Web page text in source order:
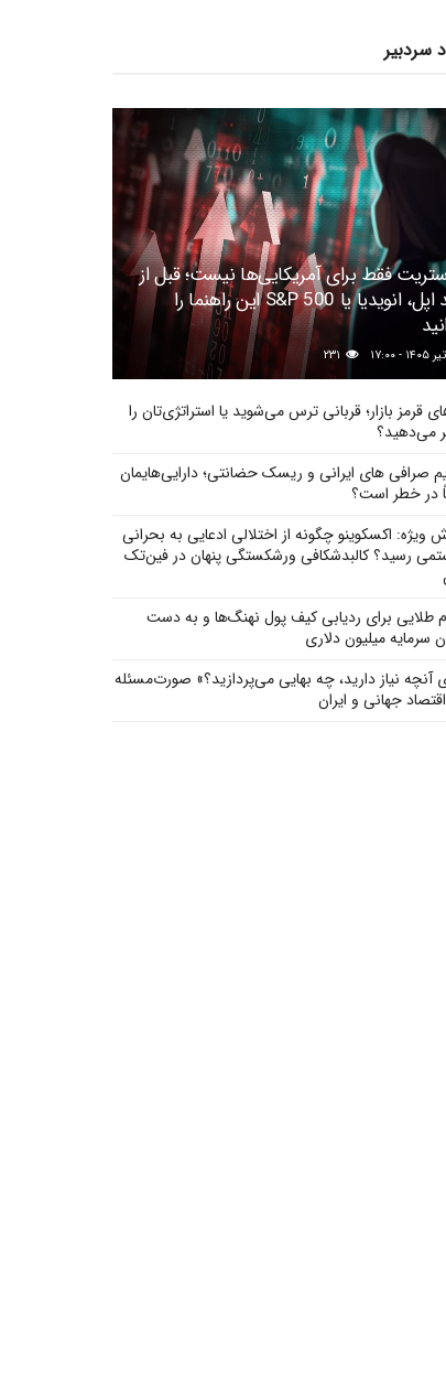
سردبیر
فقط برای آمریکایی‌ها نیست؛ قبل از
خرید اپل، انویدیا یا S&P 500 این راهنما را
قرمز بازار؛ قربانی ترس می‌شوید یا استراتژی‌تان را
می‌دهید؟
صرافی های ایرانی و ریسک حضانتی؛ دارایی‌هایمان
در خطر است؟
ویژه: اکسکوینو چگونه از اختلالی ادعایی به بحرانی
رسید؟ کالبدشکافی ورشکستگی پنهان در فین‌تک
طلایی برای ردیابی کیف پول‌ نهنگ‌ها و به دست
سرمایه میلیون دلاری
آنچه نیاز دارید، چه بهایی می‌پردازید؟» صورت‌مسئله
اقتصاد جهانی و ایران